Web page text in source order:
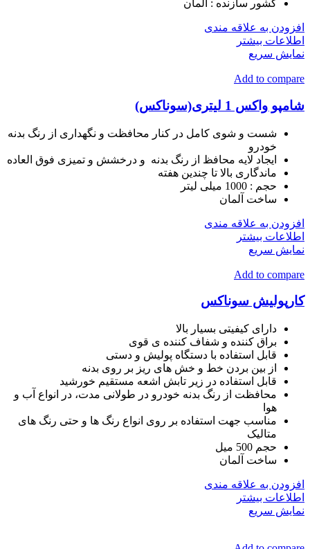
کشور سازنده : آلمان
افزودن به علاقه مندی
اطلاعات بیشتر
نمایش سریع
Add to compare
شامپو واکس 1 لیتری(سوناکس)
شست و شوی کامل در کنار محافظت و نگهداری از رنگ بدنه
خودرو
ایجاد لایه محافظ از رنگ بدنه و درخشش و تمیزی فوق العاده
ماندگاری بالا تا چندین هفته
حجم : 1000 میلی لیتر
ساخت آلمان
افزودن به علاقه مندی
اطلاعات بیشتر
نمایش سریع
Add to compare
کارپولیش سوناکس
دارای کیفیتی بسیار بالا
براق کننده و شفاف کننده ی قوی
قابل استفاده با دستگاه پولیش و دستی
از بین بردن خط و خش های ریز بر روی بدنه
قابل استفاده در زیر تابش اشعه مستقیم خورشید
محافظت از رنگ بدنه خودرو در طولانی مدت، در انواع آب و
هوا
مناسب جهت استفاده بر روی انواع رنگ ها و حتی رنگ های
متالیک
حجم 500 میل
ساخت آلمان
افزودن به علاقه مندی
اطلاعات بیشتر
نمایش سریع